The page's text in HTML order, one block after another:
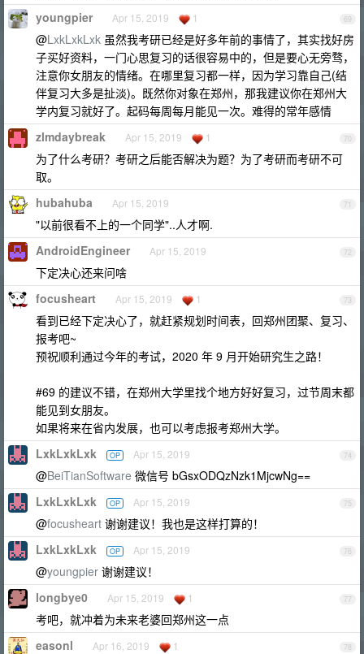
69
youngpier Apr 15, 2019 1
@LxkLxkLxk 虽然我考研已经是好多年前的事情了，其实找好房
子买好资料，一门心思复习的话很容易中的，但是要心无旁骛，
注意你女朋友的情绪。在哪里复习都一样，因为学习靠自己(结
伴复习大多是扯淡)。既然你对象在郑州，那我建议你在郑州大
学内复习就好了。起码每周每月能见一次。难得的常年感情
70
zlmdaybreak Apr 15, 2019 1
为了什么考研？考研之后能否解决为题？为了考研而考研不可
取。
71
hubahuba Apr 15, 2019
"以前很看不上的一个同学"..人才啊.
72
AndroidEngineer Apr 15, 2019
下定决心还来问啥
73
focusheart Apr 15, 2019 1
看到已经下定决心了，就赶紧规划时间表，回郑州团聚、复习、
报考吧~
预祝顺利通过今年的考试，2020 年 9 月开始研究生之路！
#69 的建议不错，在郑州大学里找个地方好好复习，过节周末都
能见到女朋友。
如果将来在省内发展，也可以考虑报考郑州大学。
74
LxkLxkLxk OP Apr 15, 2019
@BeiTianSoftware 微信号 bGsxODQzNzk1MjcwNg==
75
LxkLxkLxk OP Apr 15, 2019
@focusheart 谢谢建议！我也是这样打算的！
76
LxkLxkLxk OP Apr 15, 2019
@youngpier 谢谢建议！
77
longbye0 Apr 15, 2019 1
考吧，就冲着为未来老婆回郑州这一点
78
easonl Apr 16, 2019 1